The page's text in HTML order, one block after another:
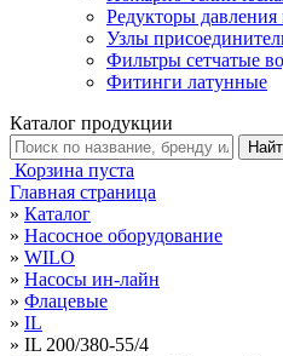
Редукторы давления
Узлы
Фильтры сетчатые
Фитинги латунные
Каталог продукции
Корзина пуста
Главная страница
» Каталог
» Насосное оборудование
» WILO
» Насосы ин-лайн
» Флацевые
» IL
» IL 200/380-55/4